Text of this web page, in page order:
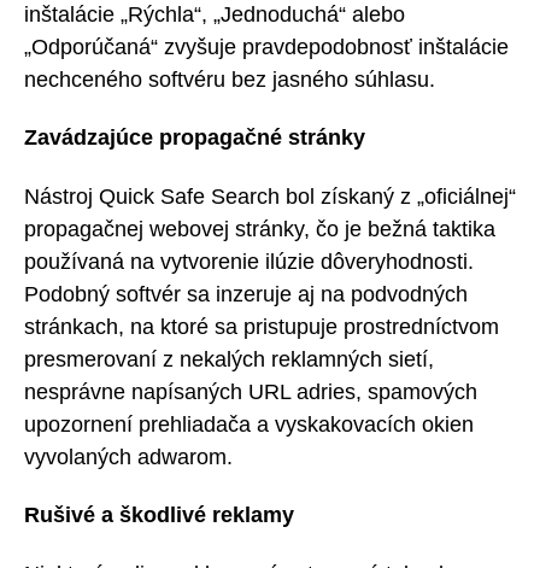
inštalácie „Rýchla“, „Jednoduchá“ alebo
„Odporúčaná“ zvyšuje pravdepodobnosť inštalácie
nechceného softvéru bez jasného súhlasu.
Zavádzajúce propagačné stránky
Nástroj Quick Safe Search bol získaný z „oficiálnej“
propagačnej webovej stránky, čo je bežná taktika
používaná na vytvorenie ilúzie dôveryhodnosti.
Podobný softvér sa inzeruje aj na podvodných
stránkach, na ktoré sa pristupuje prostredníctvom
presmerovaní z nekalých reklamných sietí,
nesprávne napísaných URL adries, spamových
upozornení prehliadača a vyskakovacích okien
vyvolaných adwarom.
Rušivé a škodlivé reklamy